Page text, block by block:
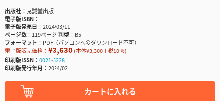
出版社
克誠堂出版
電子版ISBN
電子版発売日
2024/03/11
ページ数
119ページ判型
B5
フォーマット
PDF（パソコンへのダウンロード不可）
電子版販売価格： ¥3,630(本体¥3,300＋税10％)
印刷版ISSN
0021-5228
印刷版発行年月
2024/02
カートに入れる